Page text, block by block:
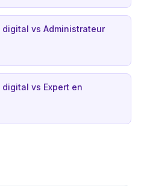
vs Administrateur
vs Expert en